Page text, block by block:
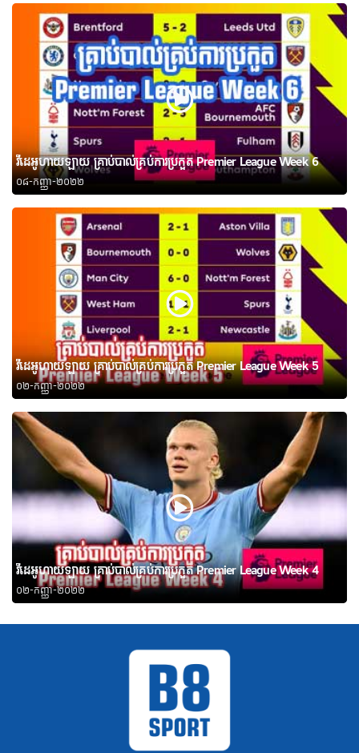
វីដេអូហាយឡាយ គ្រាប់បាល់គ្រប់ការប្រកួត Premier League Week 6
០៨-កញ្ញា-២០២២
វីដេអូហាយឡាយ គ្រាប់បាល់គ្រប់ការប្រកួត Premier League Week 5
០២-កញ្ញា-២០២២
វីដេអូហាយឡាយ គ្រាប់បាល់គ្រប់ការប្រកួត Premier League Week 4
០២-កញ្ញា-២០២២